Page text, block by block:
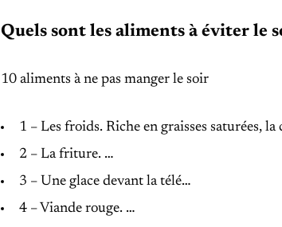
Quels sont les aliments à éviter le
10 aliments à ne pas manger le soir
1 – Les froids. Riche en graisses saturées,
2 – La friture. …
3 – Une glace devant la télé…
4 – Viande rouge. …